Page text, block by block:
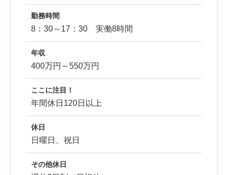
勤務時間
8：30～17：30 実働8時間
年収
400万円～550万円
ここに注目！
年間休日120日以上
休日
日曜日、祝日
その他休日